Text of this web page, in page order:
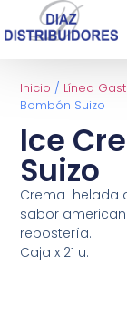
Inicio / Línea
Bombón Suizo
Ice
Suizo
Crema helada
sabor
repostería.
Caja x 21 u.